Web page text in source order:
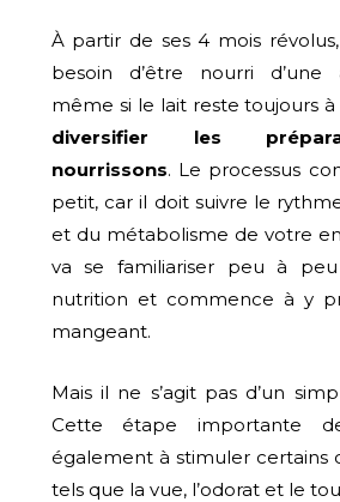
À partir de ses 4 mois
besoin d’être nourri d’une
même si le lait reste toujours à
diversifier les
nourrissons. Le processus
petit, car il doit suivre le
et du métabolisme de votre
va se familiariser peu à
nutrition et commence à y
mangeant.
Mais il ne s’agit pas d’un
Cette étape importante
également à stimuler certains
tels que la vue, l’odorat et le